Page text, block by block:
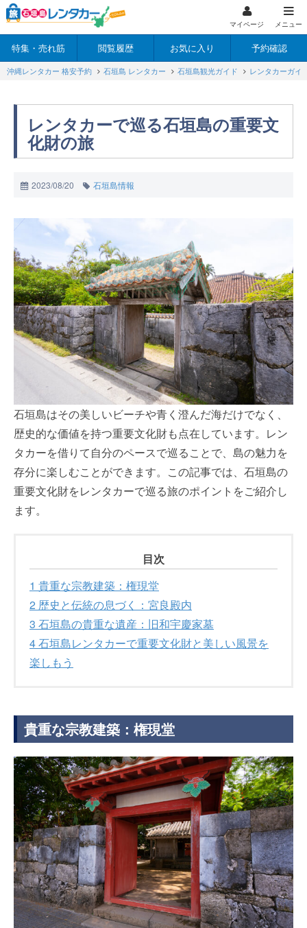
マイページ メニュー
特集・売れ筋 閲覧履歴 お気に入り 予約確認
沖縄レンタカー 格安予約 石垣島 レンタカー 石垣島観光ガイド レンタカーガイ
レンタカーで巡る石垣島の重要文
化財の旅
2023/08/20 石垣島情報
石垣島はその美しいビーチや青く澄んだ海だけでなく、
歴史的な価値を持つ重要文化財も点在しています。レン
タカーを借りて自分のペースで巡ることで、島の魅力を
存分に楽しむことができます。この記事では、石垣島の
重要文化財をレンタカーで巡る旅のポイントをご紹介し
ます。
目次
1 貴重な宗教建築：権現堂
2 歴史と伝統の息づく：宮良殿内
3 石垣島の貴重な遺産：旧和宇慶家墓
4石垣島レンタカーで重要文化財と美しい風景を
楽しもう
貴重な宗教建築：権現堂